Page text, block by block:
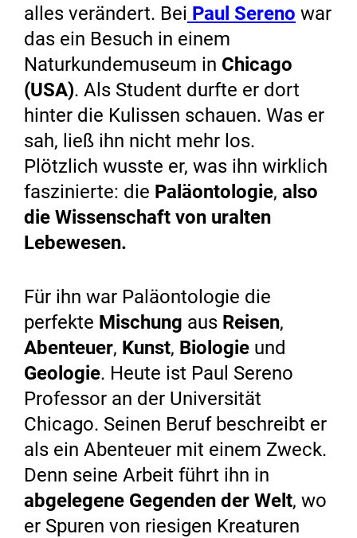
alles verändert. Bei Paul Sereno war
das ein Besuch in einem
Naturkundemuseum in Chicago
(USA). Als Student durfte er dort
hinter die Kulissen schauen. Was er
sah, ließ ihn nicht mehr los.
Plötzlich wusste er, was ihn wirklich
faszinierte: die Paläontologie, also
die Wissenschaft von uralten
Lebewesen.
Für ihn war Paläontologie die
perfekte Mischung aus Reisen,
Abenteuer, Kunst, Biologie und
Geologie. Heute ist Paul Sereno
Professor an der Universität
Chicago. Seinen Beruf beschreibt er
als ein Abenteuer mit einem Zweck.
Denn seine Arbeit führt ihn in
abgelegene Gegenden der Welt, wo
er Spuren von riesigen Kreaturen